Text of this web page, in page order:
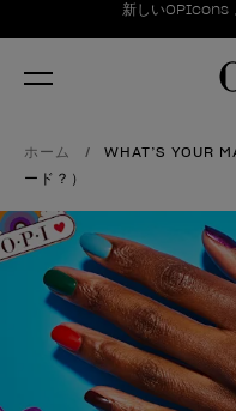
お得情報新しいOPIcons
Item 1 of 1
ホーム
WHAT’S YOUR
ード？）